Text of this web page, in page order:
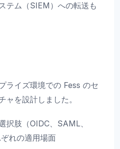
テム（SIEM）への転送も
ライズ環境での Fess のセ
ャを設計しました。
択肢（OIDC、SAML、
れの適用場面